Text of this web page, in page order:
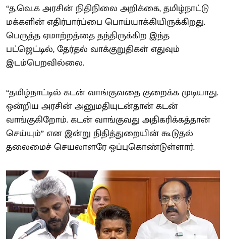
“த.வெ.க அரசின் நிதிநிலை அறிக்கை, தமிழ்நாட்டு
மக்களின் எதிர்பார்ப்பை பொய்யாக்கியிருக்கிறது.
பெருத்த ஏமாற்றத்தை தந்திருக்கிற இந்த
பட்ஜெட்டில், தேர்தல் வாக்குறுதிகள் எதுவும்
இடம்பெறவில்லை.
“தமிழ்நாட்டில் கடன் வாங்குவதை குறைக்க முடியாது.
ஒன்றிய அரசின் அனுமதியுடன்தான் கடன்
வாங்குகிறோம். கடன் வாங்குவது அதிகரிக்கத்தான்
செய்யும்” என இன்று நிதித்துறையின் கூடுதல்
தலைமைச் செயலாளரே ஒப்புகொண்டுள்ளார்.